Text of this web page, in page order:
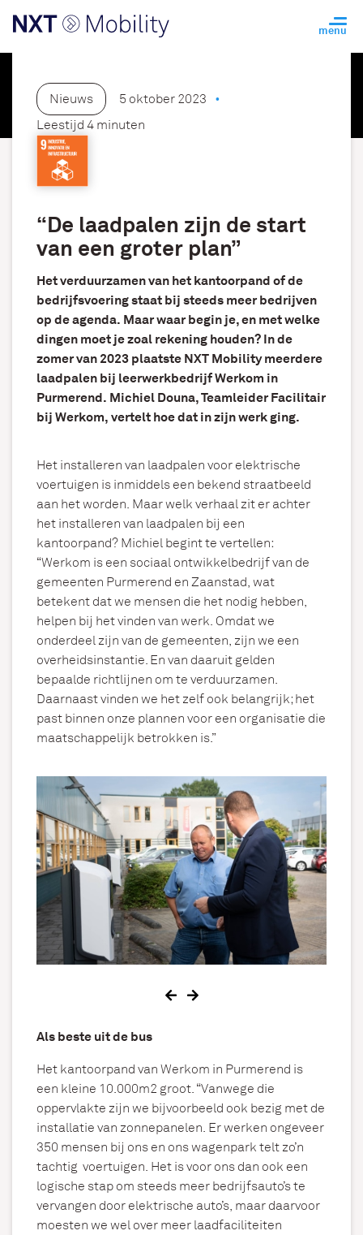
Nieuws
5 oktober 2023
Leestijd 4 minuten
“De laadpalen zijn de start
van een groter plan”
Het verduurzamen van het kantoorpand of de
bedrijfsvoering staat bij steeds meer bedrijven
op de agenda. Maar waar begin je, en met welke
dingen moet je zoal rekening houden? In de
zomer van 2023 plaatste NXT Mobility meerdere
laadpalen bij leerwerkbedrijf Werkom in
Purmerend. Michiel Douna, Teamleider Facilitair
bij Werkom, vertelt hoe dat in zijn werk ging.
Het installeren van laadpalen voor elektrische
voertuigen is inmiddels een bekend straatbeeld
aan het worden. Maar welk verhaal zit er achter
het installeren van laadpalen bij een
kantoorpand? Michiel begint te vertellen:
“Werkom is een sociaal ontwikkelbedrijf van de
gemeenten Purmerend en Zaanstad, wat
betekent dat we mensen die het nodig hebben,
helpen bij het vinden van werk. Omdat we
onderdeel zijn van de gemeenten, zijn we een
overheidsinstantie. En van daaruit gelden
bepaalde richtlijnen om te verduurzamen.
Daarnaast vinden we het zelf ook belangrijk; het
past binnen onze plannen voor een organisatie die
maatschappelijk betrokken is.”
Als beste uit de bus
Het kantoorpand van Werkom in Purmerend is
een kleine 10.000m2 groot. “Vanwege die
oppervlakte zijn we bijvoorbeeld ook bezig met de
installatie van zonnepanelen. Er werken ongeveer
350 mensen bij ons en ons wagenpark telt zo’n
tachtig voertuigen. Het is voor ons dan ook een
logische stap om steeds meer bedrijfsauto’s te
vervangen door elektrische auto’s, maar daarvoor
moesten we wel over meer laadfaciliteiten